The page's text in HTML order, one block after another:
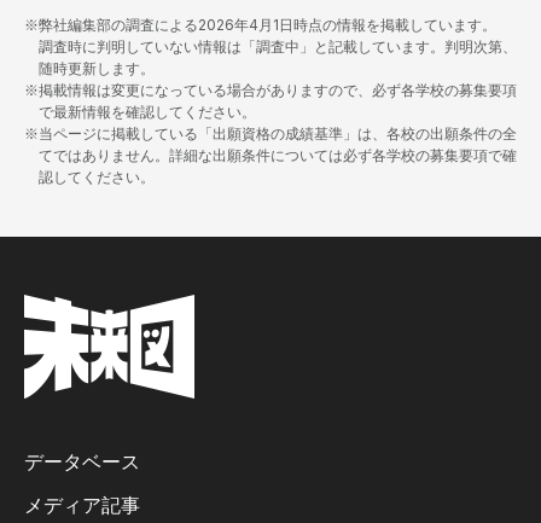
※弊社編集部の調査による2026年4月1日時点の情報を掲載しています。
調査時に判明していない情報は「調査中」と記載しています。判明次第、
随時更新します。
※掲載情報は変更になっている場合がありますので、必ず各学校の募集要項
で最新情報を確認してください。
※当ページに掲載している「出願資格の成績基準」は、各校の出願条件の全
てではありません。詳細な出願条件については必ず各学校の募集要項で確
認してください。
データベース
メディア記事